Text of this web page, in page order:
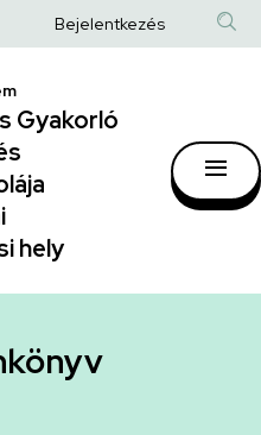
Anonim
fiók
Bejelentkezés
Gyakorló
hely